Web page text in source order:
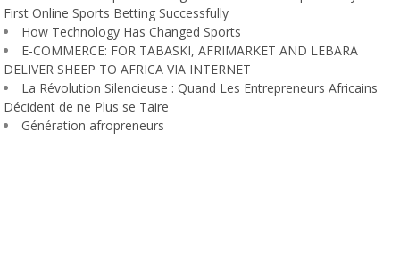
First Online Sports Betting Successfully
How Technology Has Changed Sports
E-COMMERCE: FOR TABASKI, AFRIMARKET AND LEBARA
DELIVER SHEEP TO AFRICA VIA INTERNET
La Révolution Silencieuse : Quand Les Entrepreneurs Africains
Décident de ne Plus se Taire
Génération afropreneurs